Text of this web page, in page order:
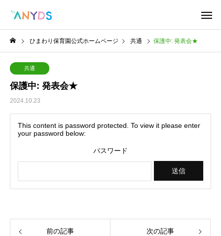
ひまわり保育園公式ホームページ 共通 保護中: 発表会★
共通
保護中: 発表会★
2024.10.23
This content is password protected. To view it please enter
your password below:
パスワード
前の記事 次の記事